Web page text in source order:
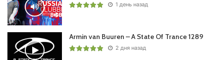
1 день назад
Armin van Buuren – A State Of Trance 1289
2 дня назад